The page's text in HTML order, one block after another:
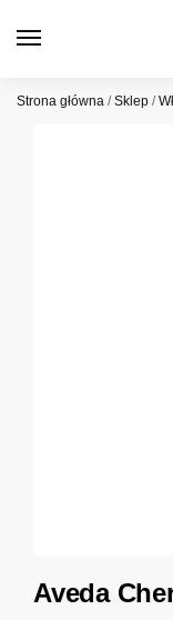
Strona główna /Sklep /
Aveda